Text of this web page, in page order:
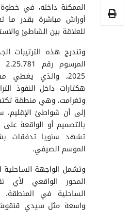
الممكنة داخله، في خطوة
أوراش مباشرة بقدر ما
للعلاقة بين الشاطئ
​وتندرج هذه الترتيبات
هكتارات داخل النفوذ
وتغرامت، وهي منطقة
إلى أن شواطئ الإقليم،
بالتصميم أو الواقعة على
تشهد سنويا تدفقات
الموسم الصيفي.
​وتشمل الواجهة الساحلية
المحور الواقعي لأي
الساحلية في